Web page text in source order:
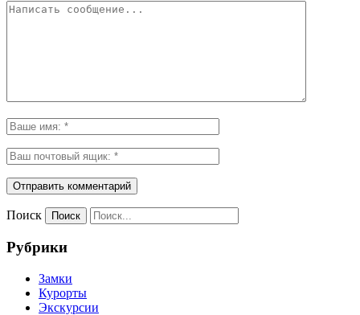
Поиск
Рубрики
Замки
Курорты
Экскурсии